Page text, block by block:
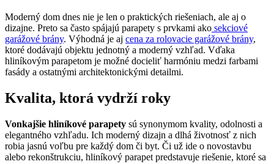
Moderný dom dnes nie je len o praktických riešeniach, ale aj o
dizajne. Preto sa často spájajú parapety s prvkami ako sekciové
garážové brány. Výhodná je aj cena za rolovacie garážové brány,
ktoré dodávajú objektu jednotný a moderný vzhľad. Vďaka
hliníkovým parapetom je možné docieliť harmóniu medzi farbami
fasády a ostatnými architektonickými detailmi.
Kvalita, ktorá vydrží roky
Vonkajšie hliníkové parapety sú synonymom kvality, odolnosti a
elegantného vzhľadu. Ich moderný dizajn a dlhá životnosť z nich
robia jasnú voľbu pre každý dom či byt. Či už ide o novostavbu
alebo rekonštrukciu, hliníkový parapet predstavuje riešenie, ktoré sa